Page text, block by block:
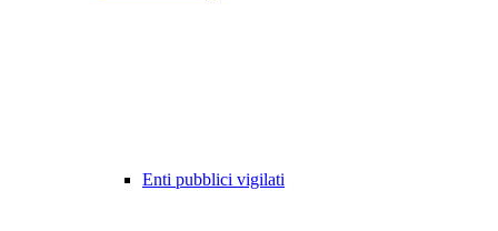
Enti pubblici vigilati